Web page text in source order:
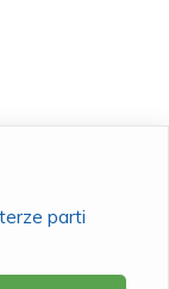
parti